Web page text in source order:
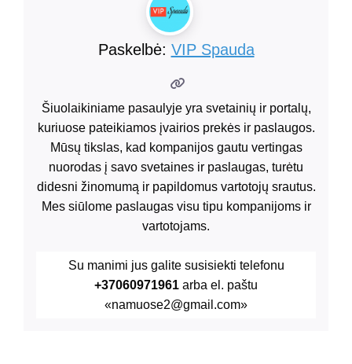
Paskelbė: VIP Spauda
Šiuolaikiniame pasaulyje yra svetainių ir portalų,
kuriuose pateikiamos įvairios prekės ir paslaugos.
Mūsų tikslas, kad kompanijos gautu vertingas
nuorodas į savo svetaines ir paslaugas, turėtu
didesni žinomumą ir papildomus vartotojų srautus.
Mes siūlome paslaugas visu tipu kompanijoms ir
vartotojams.
Su manimi jus galite susisiekti telefonu
+37060971961 arba el. paštu
«namuose2@gmail.com»